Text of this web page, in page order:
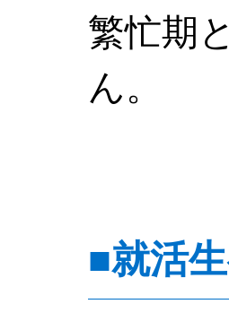
繁忙期
ん。
■就活